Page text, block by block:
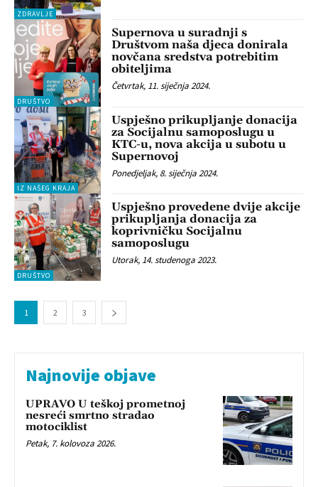
ZDRAVLJE
DRUŠTVO
Supernova u suradnji s
Društvom naša djeca donirala
novčana sredstva potrebitim
obiteljima
Četvrtak, 11. siječnja 2024.
IZ NAŠEG KRAJA
Uspješno prikupljanje donacija
za Socijalnu samoposlugu u
KTC-u, nova akcija u subotu u
Supernovoj
Ponedjeljak, 8. siječnja 2024.
DRUŠTVO
Uspješno provedene dvije akcije
prikupljanja donacija za
koprivničku Socijalnu
samoposlugu
Utorak, 14. studenoga 2023.
1 2 3
Najnovije objave
UPRAVO U teškoj prometnoj
nesreći smrtno stradao
motociklist
Petak, 7. kolovoza 2026.